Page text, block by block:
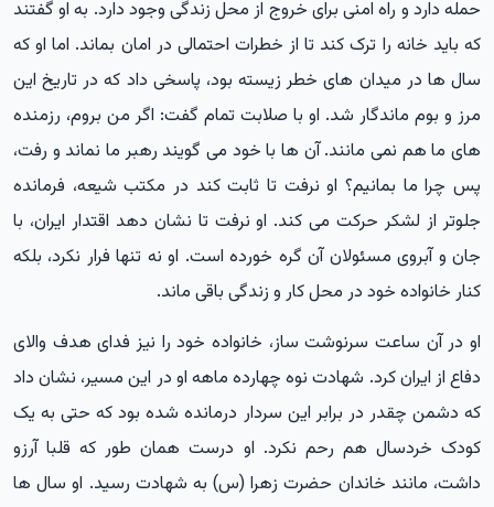
حمله دارد و راه امنی برای خروج از محل زندگی وجود دارد. به او گفتند
که باید خانه را ترک کند تا از خطرات احتمالی در امان بماند. اما او که
سال ها در میدان های خطر زیسته بود، پاسخی داد که در تاریخ این
مرز و بوم ماندگار شد. او با صلابت تمام گفت: اگر من بروم، رزمنده
های ما هم نمی مانند. آن ها با خود می گویند رهبر ما نماند و رفت،
پس چرا ما بمانیم؟ او نرفت تا ثابت کند در مکتب شیعه، فرمانده
جلوتر از لشکر حرکت می کند. او نرفت تا نشان دهد اقتدار ایران، با
جان و آبروی مسئولان آن گره خورده است. او نه تنها فرار نکرد، بلکه
کنار خانواده خود در محل کار و زندگی باقی ماند.
او در آن ساعت سرنوشت ساز، خانواده خود را نیز فدای هدف والای
دفاع از ایران کرد. شهادت نوه چهارده ماهه او در این مسیر، نشان داد
که دشمن چقدر در برابر این سردار درمانده شده بود که حتی به یک
کودک خردسال هم رحم نکرد. او درست همان طور که قلبا آرزو
داشت، مانند خاندان حضرت زهرا (س) به شهادت رسید. او سال ها